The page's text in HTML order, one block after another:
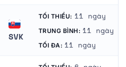
SVK
TỐI THIỂU: 11 ngày
TRUNG BÌNH: 11 ngày
TỐI ĐA: 11 ngày